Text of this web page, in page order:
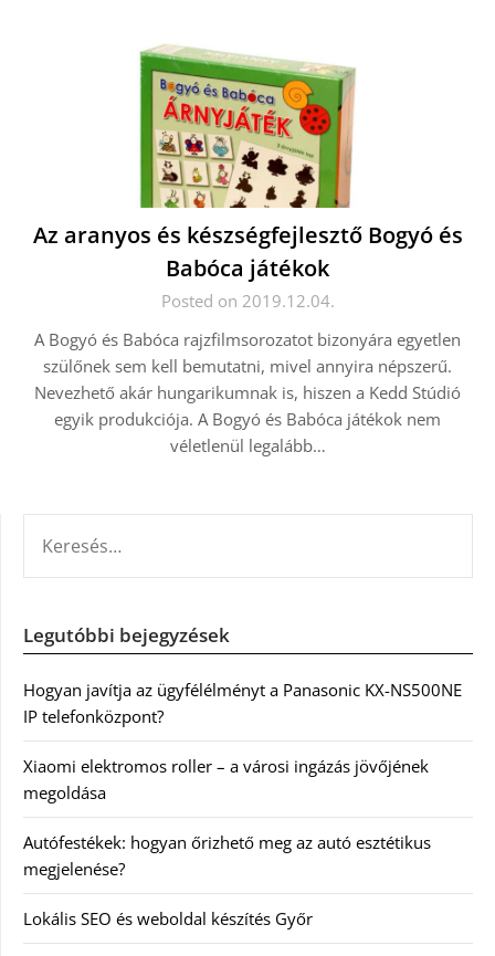
Az aranyos és készségfejlesztő Bogyó és
Babóca játékok
Posted on 2019.12.04.
A Bogyó és Babóca rajzfilmsorozatot bizonyára egyetlen
szülőnek sem kell bemutatni, mivel annyira népszerű.
Nevezhető akár hungarikumnak is, hiszen a Kedd Stúdió
egyik produkciója. A Bogyó és Babóca játékok nem
véletlenül legalább…
Legutóbbi bejegyzések
Hogyan javítja az ügyfélélményt a Panasonic KX-NS500NE
IP telefonközpont?
Xiaomi elektromos roller – a városi ingázás jövőjének
megoldása
Autófestékek: hogyan őrizhető meg az autó esztétikus
megjelenése?
Lokális SEO és weboldal készítés Győr